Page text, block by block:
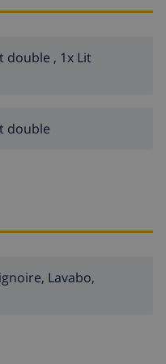
double , 1x Lit
double
Lavabo,